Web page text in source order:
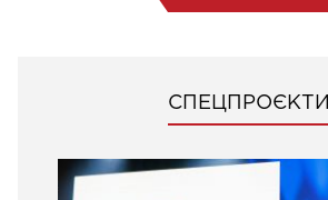
СПЕЦПРОЄКТИ